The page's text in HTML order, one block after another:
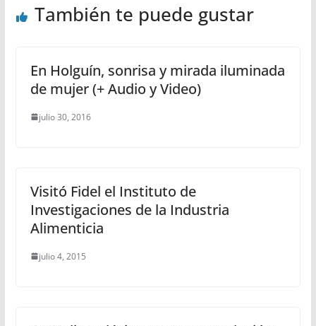
También te puede gustar
En Holguín, sonrisa y mirada iluminada
de mujer (+ Audio y Video)
julio 30, 2016
Visitó Fidel el Instituto de
Investigaciones de la Industria
Alimenticia
julio 4, 2015